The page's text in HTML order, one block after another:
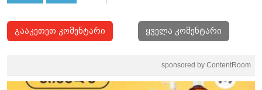
გააკეთეთ კომენტარი ყველა კომენტარი
sponsored by ContentRoom